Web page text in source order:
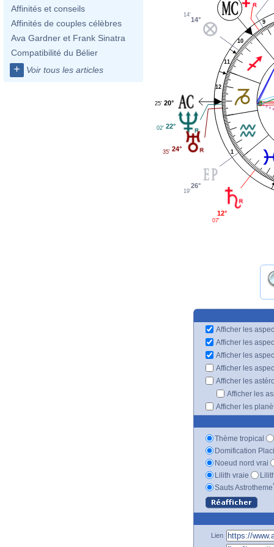
Affinités et conseils
Affinités de couples célèbres
Ava Gardner et Frank Sinatra
Compatibilité du Bélier
+ Voir tous les articles
1
9
10
11
12
14°
14'
20°
25'
22°
02'
24°
35'
26°
19'
12°
07'
Afficher les
Afficher les
Afficher les
Afficher les
Afficher les
Afficher les
Afficher les
Thème tropical
Domification
Noeud nord vrai
Lilith vraie
Sauts Astrotheme
Lien